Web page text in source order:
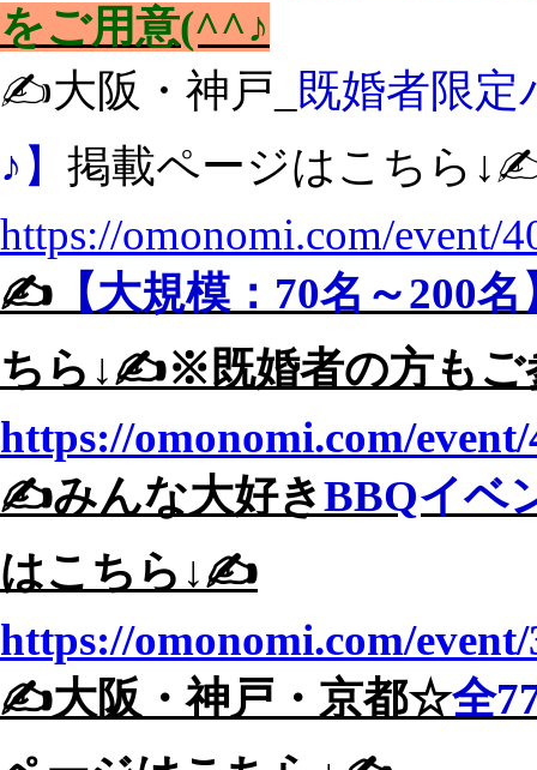
をご用意(^^♪
✍️大阪・神戸_
既婚者限
♪】 掲載ページはこちら
https://omonomi.com/event/
✍️ 【大規模：70名～200
ちら↓✍️※既婚者の方もご
https://omonomi.com/
✍️みんな大好きBBQイベ
はこちら↓✍️
https://omonomi.com/
✍️大阪・神戸・京都☆全